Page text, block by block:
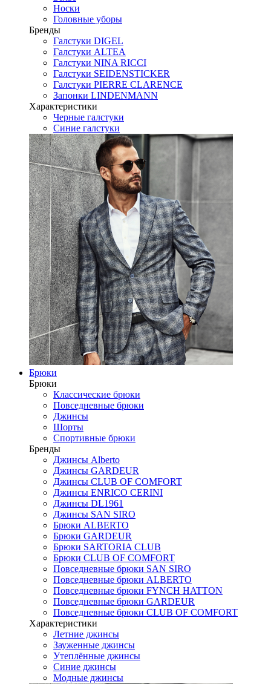
Носки
Головные уборы
Бренды
Галстуки DIGEL
Галстуки ALTEA
Галстуки NINA RICCI
Галстуки SEIDENSTICKER
Галстуки PIERRE CLARENCE
Запонки LINDENMANN
Характеристики
Черные галстуки
Синие галстуки
Брюки
Брюки
Классические брюки
Повседневные брюки
Джинсы
Шорты
Спортивные брюки
Бренды
Джинсы Alberto
Джинсы GARDEUR
Джинсы CLUB OF COMFORT
Джинсы ENRICO CERINI
Джинсы DL1961
Джинсы SAN SIRO
Брюки ALBERTO
Брюки GARDEUR
Брюки SARTORIA CLUB
Брюки CLUB OF COMFORT
Повседневные брюки SAN SIRO
Повседневные брюки ALBERTO
Повседневные брюки FYNCH HATTON
Повседневные брюки GARDEUR
Повседневные брюки CLUB OF COMFORT
Характеристики
Летние джинсы
Зауженные джинсы
Утеплённые джинсы
Синие джинсы
Модные джинсы